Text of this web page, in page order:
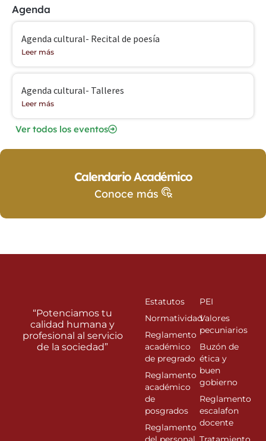
Agenda
Agenda cultural- Recital de poesía
Leer más
Agenda cultural- Talleres
Leer más
Ver todos los eventos
Calendario Académico
Conoce más
“Potenciamos tu
calidad humana y
profesional al servicio
de la sociedad”
Estatutos
Normatividad
Reglamento
académico
de pregrado
Reglamento
académico
de
posgrados
Reglamento
PEI
Valores
pecuniarios
Buzón de
ética y
buen
gobierno
Reglamento
escalafon
docente